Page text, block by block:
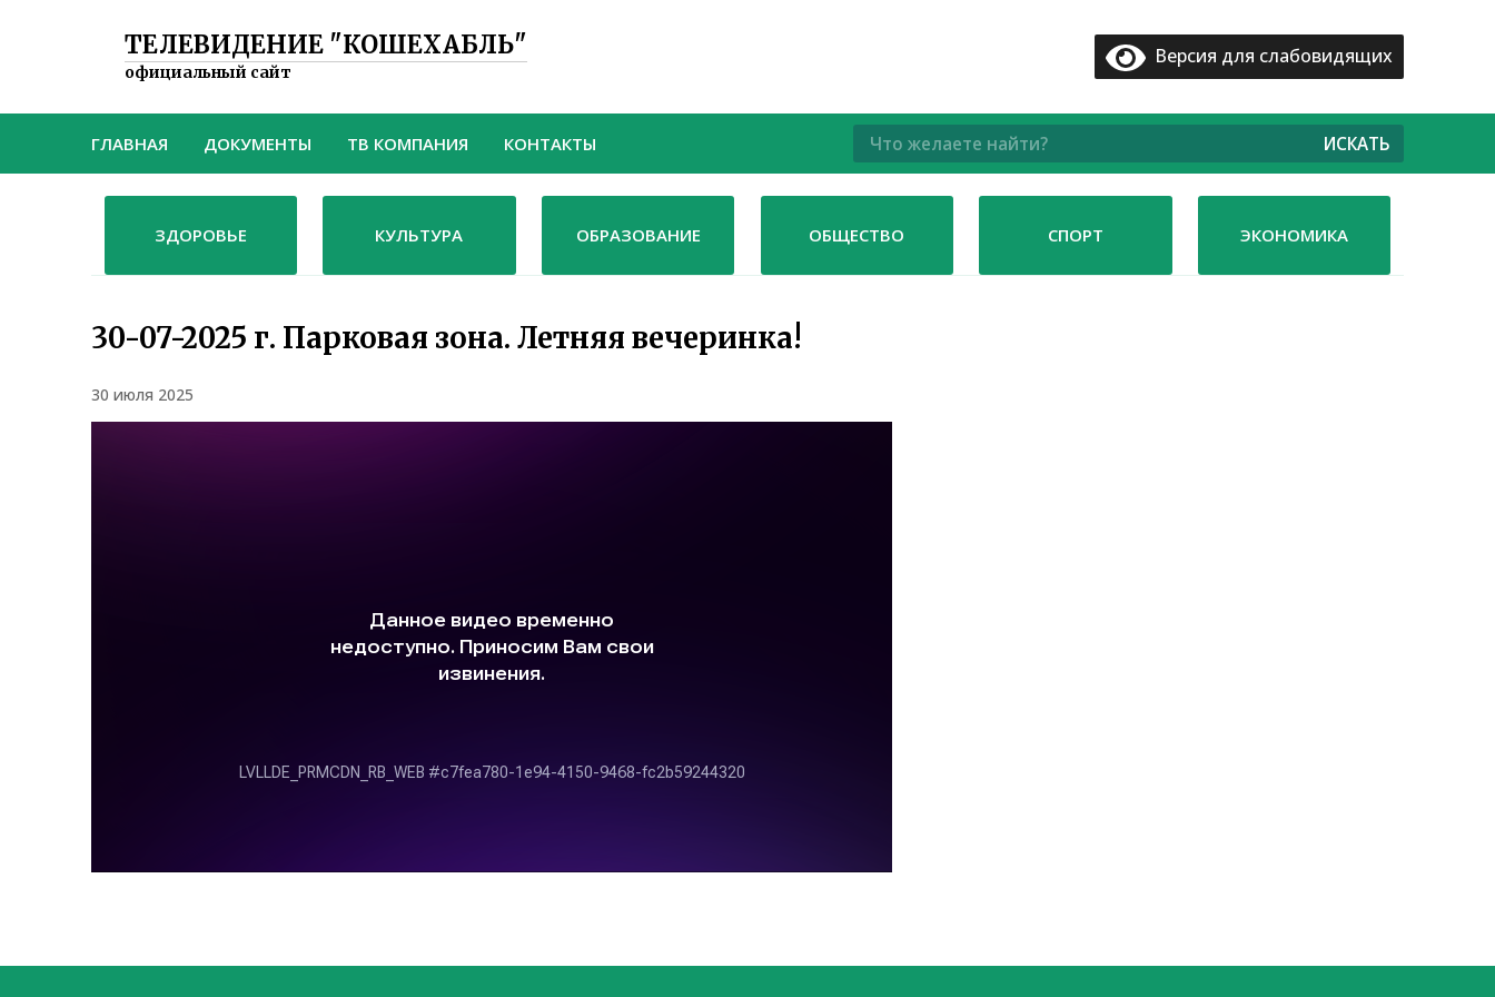
ТЕЛЕВИДЕНИЕ "КОШЕХАБЛЬ"
официальный сайт
Версия для слабовидящих
ГЛАВНАЯ ДОКУМЕНТЫ ТВ КОМПАНИЯ КОНТАКТЫ ИСКАТЬ
ЗДОРОВЬЕ КУЛЬТУРА ОБРАЗОВАНИЕ ОБЩЕСТВО СПОРТ ЭКОНОМИКА
30-07-2025 г. Парковая зона. Летняя вечеринка!
30 июля 2025